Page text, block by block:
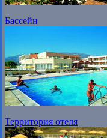
Бассейн
Территория отеля